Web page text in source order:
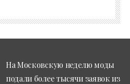
На Московскую неделю моды
подали более тысячи заявок из